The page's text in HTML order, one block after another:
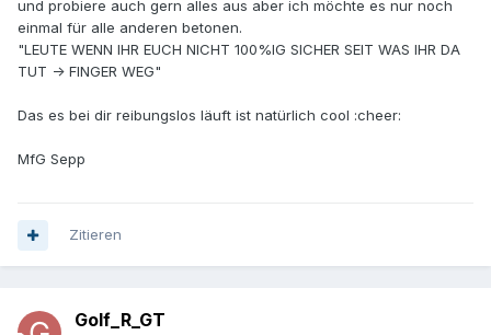
und probiere auch gern alles aus aber ich möchte es nur noch
einmal für alle anderen betonen.
"LEUTE WENN IHR EUCH NICHT 100%IG SICHER SEIT WAS IHR DA
TUT -> FINGER WEG"
Das es bei dir reibungslos läuft ist natürlich cool :cheer:
MfG Sepp
Zitieren
Golf_R_GT